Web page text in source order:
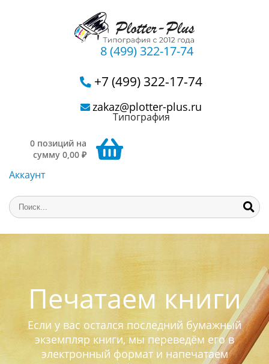
8 (499) 322-17-74
+7 (499) 322-17-74
zakaz@plotter-plus.ru
Типография
0 позиций на
сумму 0,00 ₽
Аккаунт
Печатаем книги
Если у вас остался последний бумажный
экземпляр книги, мы переведём его в
электронный формат и напечатаем